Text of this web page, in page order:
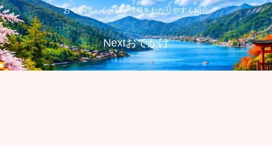
おでかけ・イベント情報をわかりやすく紹介
Nextおでかけ